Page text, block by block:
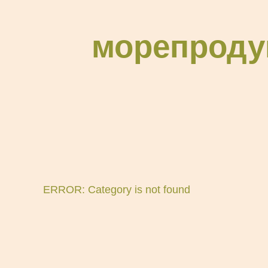
ERROR: Category is not found